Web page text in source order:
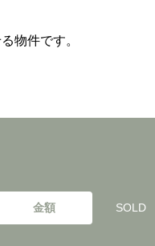
物件です。
金額 SOLD